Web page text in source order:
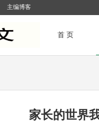
主编博客
首 页
家长的世界